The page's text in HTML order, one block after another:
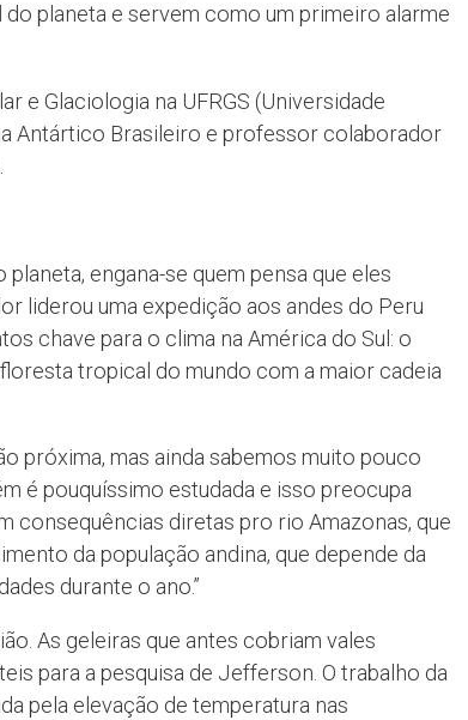
planeta e servem como um primeiro alarme
e Glaciologia na UFRGS (Universidade
Antártico Brasileiro e professor colaborador
engana-se quem pensa que eles
liderou uma expedição aos andes do Peru
chave para o clima na América do Sul: o
tropical do mundo com a maior cadeia
próxima, mas ainda sabemos muito pouco
é pouquíssimo estudada e isso preocupa
consequências diretas pro rio Amazonas, que
da população andina, que depende da
durante o ano.”
As geleiras que antes cobriam vales
para a pesquisa de Jefferson. O trabalho da
pela elevação de temperatura nas